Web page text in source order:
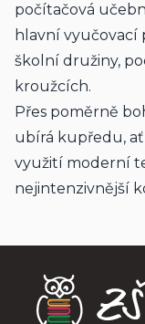
počítačová
hlavní vyučovací
školní družiny,
kroužcích.
Přes poměrně
ubírá kupředu,
využití moderní
nejintenzivnější